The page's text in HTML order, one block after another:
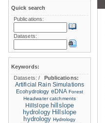
Quick search
Publications:
Datasets:
Keywords:
Datasets:/
Publications:
Artificial Rain Simulations
Ecohydrology eDNA Forest
Headwater catchments
Hillslope hillslope
hydrology Hillslope
hydrology Hydrology